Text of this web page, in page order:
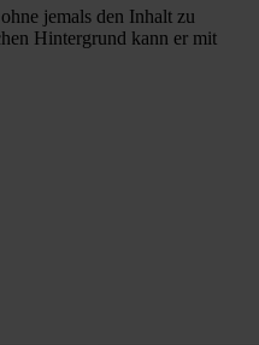
jemals den Inhalt zu
Hintergrund kann er mit